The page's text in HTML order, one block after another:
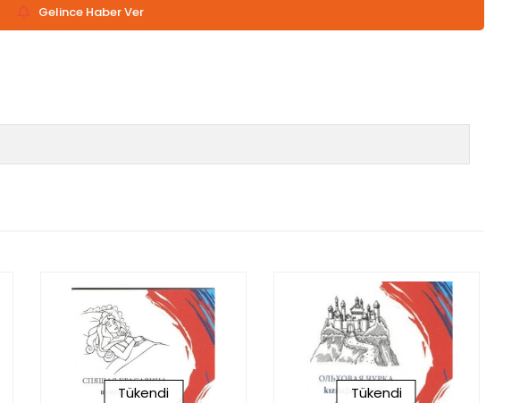
Gelince Haber Ver
Tükendi Tükendi